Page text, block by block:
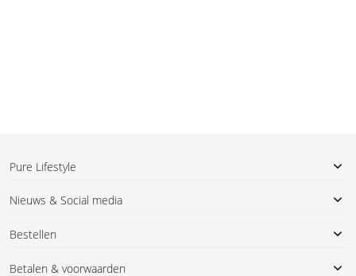
Pure Lifestyle
Nieuws & Social media
Bestellen
Betalen & voorwaarden